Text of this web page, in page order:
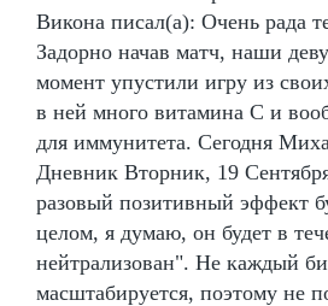
Викона писал(а): Очень рада
Задорно начав матч, наши
момент упустили игру из
в ней много витамина С и
для иммунитета. Сегодня
Дневник Вторник, 19
разовый позитивный эффект
целом, я думаю, он будет в
нейтрализован". Не каждый
масштабируется, поэтому не